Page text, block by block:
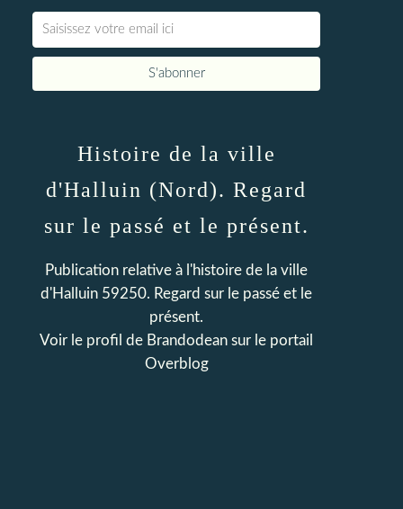
Histoire de la ville
d'Halluin (Nord). Regard
sur le passé et le présent.
Publication relative à l'histoire de la ville
d'Halluin 59250. Regard sur le passé et le
présent.
Voir le profil de Brandodean sur le portail
Overblog